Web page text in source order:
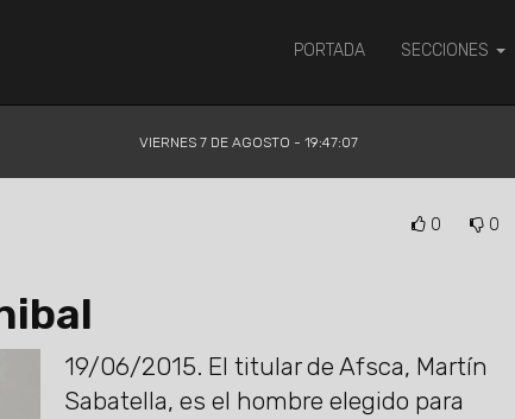
PORTADA SECCIONES
VIERNES 7 DE AGOSTO - 19:47:08
0 0
19/06/2015. El titular de Afsca, Martín
Sabatella, es el hombre elegido para